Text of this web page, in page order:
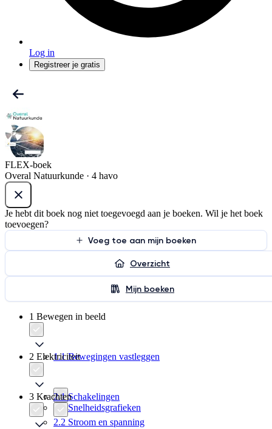
Log in
Registreer je gratis
FLEX-boek
Overal Natuurkunde · 4 havo
Je hebt dit boek nog niet toegevoegd aan je boeken. Wil je het boek
toevoegen?
Voeg toe aan mijn boeken
Overzicht
Mijn boeken
1 Bewegen in beeld
1.1 Bewegingen vastleggen
1.2 Snelheidsgrafieken
2 Elektriciteit
2.1 Schakelingen
2.2 Stroom en spanning
3 Krachten